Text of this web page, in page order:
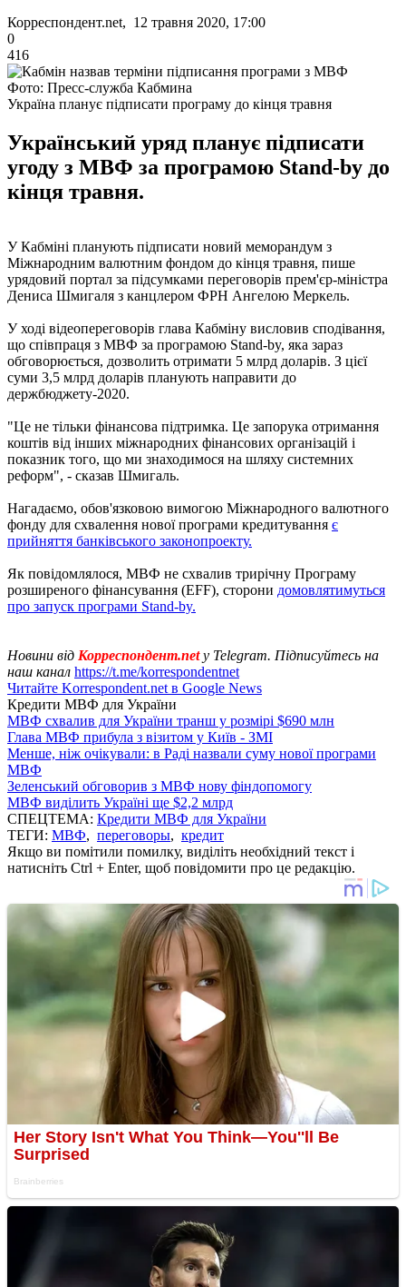
Корреспондент.net, 12 травня 2020, 17:00
0
416
Фото: Пресс-служба Кабмина
Україна планує підписати програму до кінця травня
Український уряд планує підписати
угоду з МВФ за програмою Stand-by до
кінця травня.
У Кабміні планують підписати новий меморандум з
Міжнародним валютним фондом до кінця травня, пише
урядовий портал за підсумками переговорів прем'єр-міністра
Дениса Шмигаля з канцлером ФРН Ангелою Меркель.
У ході відеопереговорів глава Кабміну висловив сподівання,
що співпраця з МВФ за програмою Stand-by, яка зараз
обговорюється, дозволить отримати 5 млрд доларів. З цієї
суми 3,5 млрд доларів планують направити до
держбюджету-2020.
"Це не тільки фінансова підтримка. Це запорука отримання
коштів від інших міжнародних фінансових організацій і
показник того, що ми знаходимося на шляху системних
реформ", - сказав Шмигаль.
Нагадаємо, обов'язковою вимогою Міжнародного валютного
фонду для схвалення нової програми кредитування є
прийняття банківського законопроекту.
Як повідомлялося, МВФ не схвалив трирічну Програму
розширеного фінансування (EFF), сторони домовлятимуться
про запуск програми Stand-by.
Новини від Корреспондент.net у Telegram. Підписуйтесь на
наш канал https://t.me/korrespondentnet
Читайте Korrespondent.net в Google News
Кредити МВФ для України
МВФ схвалив для України транш у розмірі $690 млн
Глава МВФ прибула з візитом у Київ - ЗМІ
Менше, ніж очікували: в Раді назвали суму нової програми
МВФ
Зеленський обговорив з МВФ нову фіндопомогу
МВФ виділить Україні ще $2,2 млрд
СПЕЦТЕМА: Кредити МВФ для України
ТЕГИ: МВФ, переговоры, кредит
Якщо ви помітили помилку, виділіть необхідний текст і
натисніть Ctrl + Enter, щоб повідомити про це редакцію.